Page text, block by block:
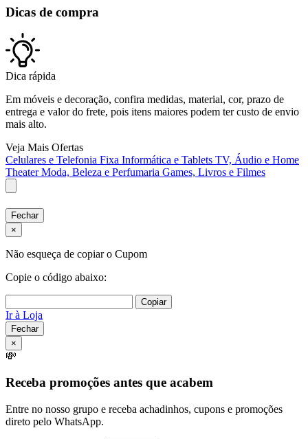
Dicas de compra
Dica rápida
Em móveis e decoração, confira medidas, material, cor, prazo de
entrega e valor do frete, pois itens maiores podem ter custo de envio
mais alto.
Veja Mais Ofertas
Celulares e Telefonia Fixa Informática e Tablets TV, Áudio e Home
TheaterModa, Beleza e Perfumaria Games, Livros e Filmes
Fechar
×
Não esqueça de copiar o Cupom
Copie o código abaixo:
Copiar
Ir à Loja
Fechar
×
💸
Receba promoções antes que acabem
Entre no nosso grupo e receba achadinhos, cupons e promoções
direto pelo WhatsApp.